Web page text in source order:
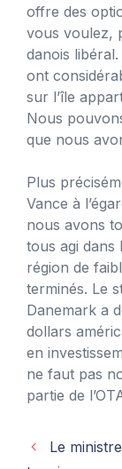
offre des
vous voulez,
danois
ont
sur l’île
Nous
que nous
Plus
Vance à
nous avons
tous agi dans
région de
terminés. Le
Danemark a
dollars
en
ne faut pas
partie de
Le